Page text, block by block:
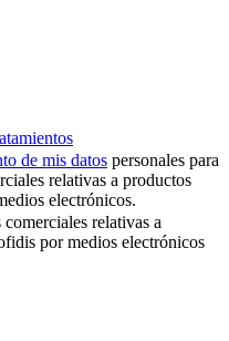
de mis datos personales para
relativas a productos
electrónicos.
relativas a
por medios electrónicos